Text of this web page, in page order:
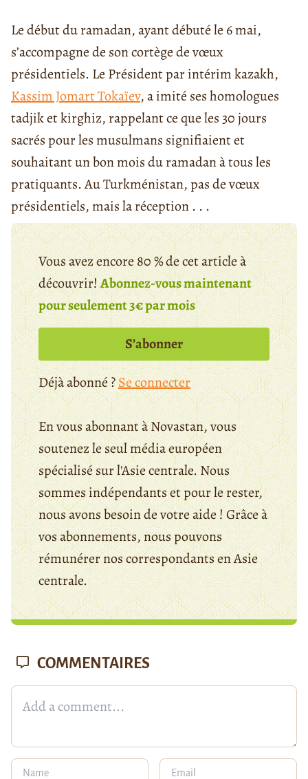
Le début du ramadan, ayant débuté le 6 mai,
s’accompagne de son cortège de vœux
présidentiels. Le Président par intérim kazakh,
Kassim Jomart Tokaïev, a imité ses homologues
tadjik et kirghiz, rappelant ce que les 30 jours
sacrés pour les musulmans signifiaient et
souhaitant un bon mois du ramadan à tous les
pratiquants. Au Turkménistan, pas de vœux
présidentiels, mais la réception . . .
Vous avez encore 80 % de cet article à
découvrir!Abonnez-vous maintenant
pour seulement 3€ par mois
S’abonner
Déjà abonné ?Se connecter
En vous abonnant à Novastan, vous
soutenez le seul média européen
spécialisé sur l'Asie centrale. Nous
sommes indépendants et pour le rester,
nous avons besoin de votre aide ! Grâce à
vos abonnements, nous pouvons
rémunérer nos correspondants en Asie
centrale.
COMMENTAIRES